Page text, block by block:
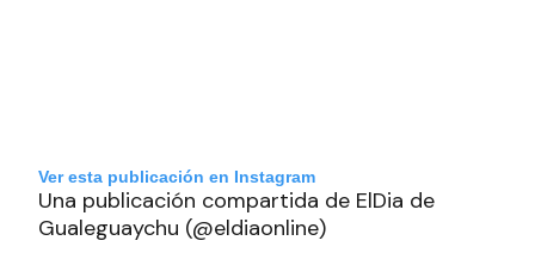
Ver esta publicación en Instagram
Una publicación compartida de ElDia de
Gualeguaychu (@eldiaonline)